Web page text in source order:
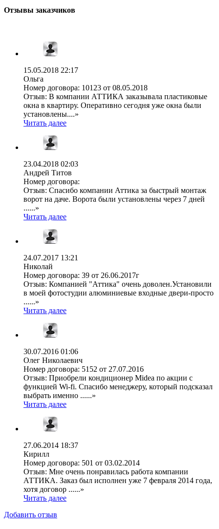
Отзывы заказчиков
15.05.2018 22:17
Ольга
Номер договора: 10123 от 08.05.2018
Отзыв: В компании АТТИКА заказывала пластиковые
окна в квартиру. Оперативно сегодня уже окна были
установлены....»
Читать далее
23.04.2018 02:03
Андрей Титов
Номер договора:
Отзыв: Спасибо компании Аттика за быстрый монтаж
ворот на даче. Ворота были установлены через 7 дней
......»
Читать далее
24.07.2017 13:21
Николай
Номер договора: 39 от 26.06.2017г
Отзыв: Компанией "Аттика" очень доволен.Установили
в моей фотостудии алюминиевые входные двери-просто
......»
Читать далее
30.07.2016 01:06
Олег Николаевич
Номер договора: 5152 от 27.07.2016
Отзыв: Приобрели кондиционер Midea по акции с
функцией Wi-fi. Спасибо менеджеру, который подсказал
выбрать именно ......»
Читать далее
27.06.2014 18:37
Кирилл
Номер договора: 501 от 03.02.2014
Отзыв: Мне очень понравилась работа компании
АТТИКА. Заказ был исполнен уже 7 февраля 2014 года,
хотя договор ......»
Читать далее
Добавить отзыв